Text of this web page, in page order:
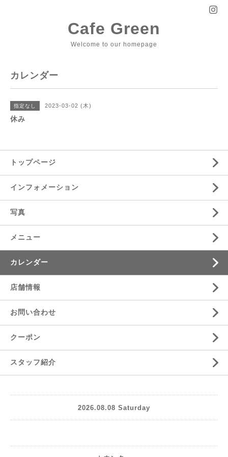
Cafe Green
Welcome to our homepage
カレンダー
指定なし 2023-03-02 (木)
休み
トップページ
インフォメーション
写真
メニュー
カレンダー
店舗情報
お問い合わせ
クーポン
スタッフ紹介
2026.08.08 Saturday